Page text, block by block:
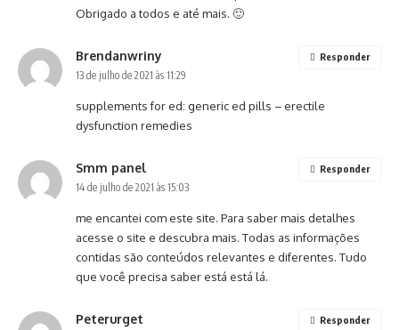
Obrigado a todos e até mais. 🙂
Brendanwriny
13 de julho de 2021 às 11:29
supplements for ed: generic ed pills – erectile
dysfunction remedies
Responder
Smm panel
14 de julho de 2021 às 15:03
me encantei com este site. Para saber mais detalhes
acesse o site e descubra mais. Todas as informações
contidas são conteúdos relevantes e diferentes. Tudo
que você precisa saber está está lá.
Responder
Peterurget Responder